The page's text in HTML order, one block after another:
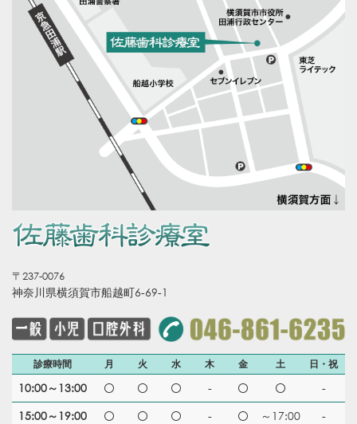
〒237-0076
神奈川県横須賀市船越町6-69-1
診療時間 月 火 水 木 金 土 日・祝
10:00～13:00 -
-
15:00～19:00
- ～17:00 -